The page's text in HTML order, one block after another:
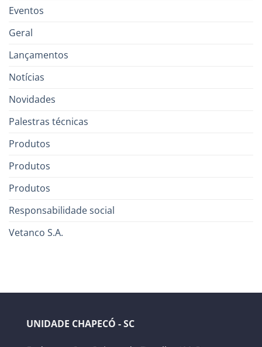
Eventos
Geral
Lançamentos
Notícias
Novidades
Palestras técnicas
Produtos
Produtos
Produtos
Responsabilidade social
Vetanco S.A.
UNIDADE CHAPECÓ - SC